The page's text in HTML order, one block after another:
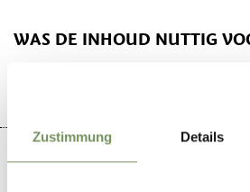
Zustimmung Details
WAS DE INHOUD NUTTIG